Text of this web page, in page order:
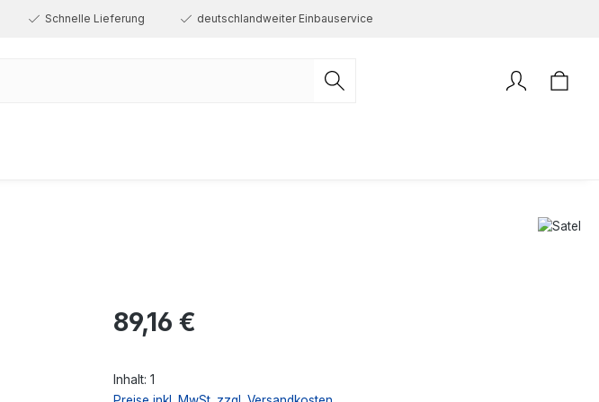
Schnelle Lieferung deutschlandweiter Einbauservice
Regulärer Preis:
89,16 €
Inhalt: 1